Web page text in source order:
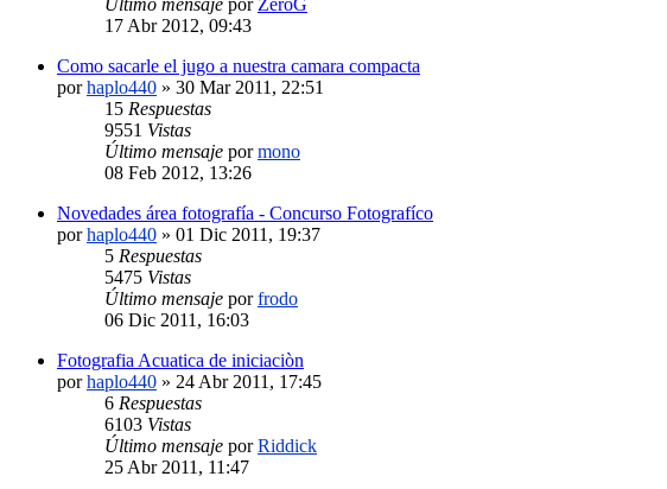
17 Abr 2012, 09:43
Como sacarle el jugo a nuestra camara compacta
porhaplo440 » 30 Mar 2011, 22:51
15 Respuestas
9551 Vistas
Último mensaje pormono
08 Feb 2012, 13:26
Novedades área fotografía - Concurso Fotografíco
porhaplo440 » 01 Dic 2011, 19:37
5 Respuestas
5475 Vistas
Último mensaje porfrodo
06 Dic 2011, 16:03
Fotografia Acuatica de iniciaciòn
porhaplo440 » 24 Abr 2011, 17:45
6 Respuestas
6103 Vistas
Último mensaje porRiddick
25 Abr 2011, 11:47